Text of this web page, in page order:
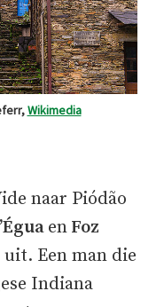
Wikimedia
naar Piódão
en Foz
Een man die
Indiana